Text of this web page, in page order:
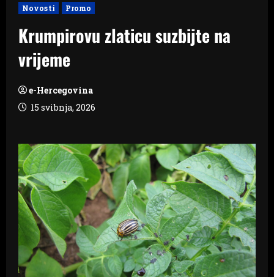
Novosti Promo
Krumpirovu zlaticu suzbijte na
vrijeme
e-Hercegovina
15 svibnja, 2026